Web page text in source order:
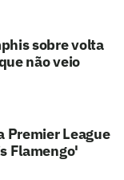
sobre volta
não veio
Premier League
Flamengo'